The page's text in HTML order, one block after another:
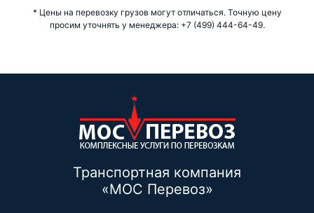
* Цены на перевозку грузов могут отличаться. Точную цену
просим уточнять у менеджера: +7 (499) 444-64-49.
Транспортная компания
«МОС Перевоз»